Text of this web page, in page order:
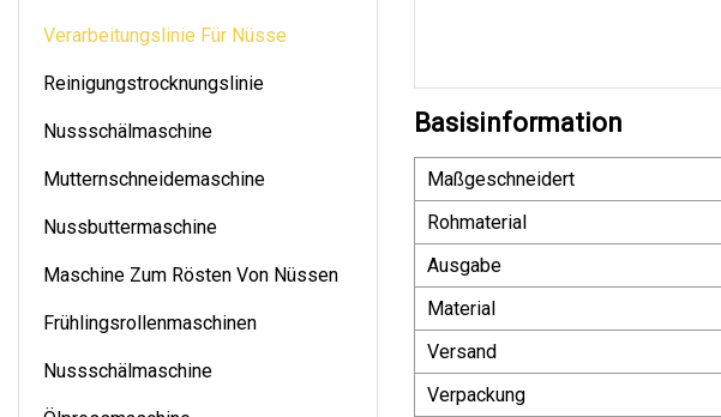
Verarbeitungslinie Für Nüsse
Reinigungstrocknungslinie
Nussschälmaschine
Mutternschneidemaschine
Nussbuttermaschine
Maschine Zum Rösten Von Nüssen
Frühlingsrollenmaschinen
Nussschälmaschine
Basisinformation
Maßgeschneidert
Rohmaterial
Ausgabe
Material
Versand
Verpackung